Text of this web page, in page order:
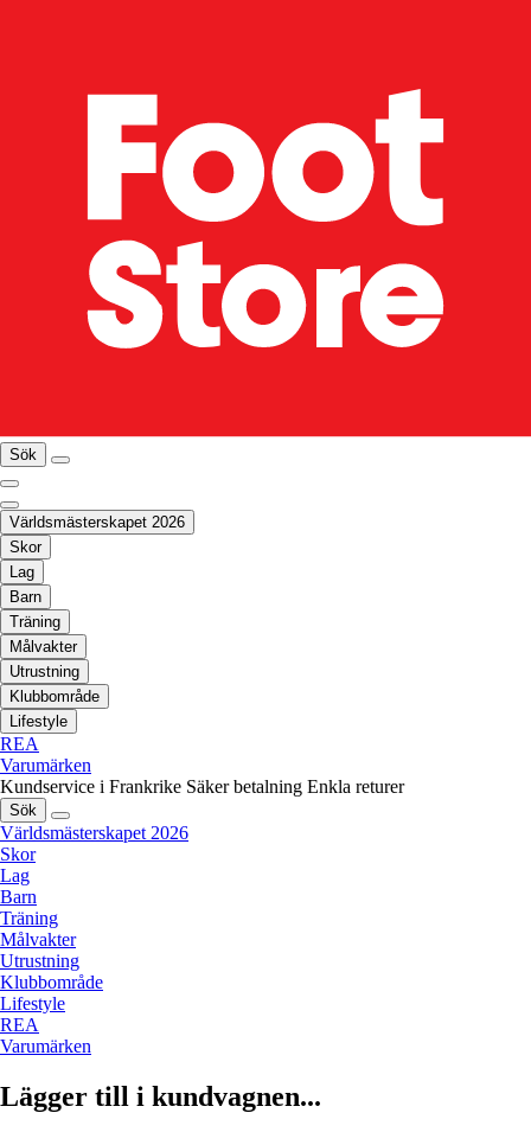
Sök
Världsmästerskapet 2026
Skor
Lag
Barn
Träning
Målvakter
Utrustning
Klubbområde
Lifestyle
REA
Varumärken
Kundservice i Frankrike Säker betalning Enkla returer
Sök
Världsmästerskapet 2026
Skor
Lag
Barn
Träning
Målvakter
Utrustning
Klubbområde
Lifestyle
REA
Varumärken
Lägger till i kundvagnen...